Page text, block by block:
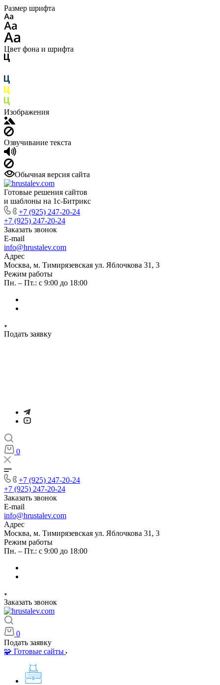
Размер шрифта
Цвет фона и шрифта
Изображения
Озвучивание текста
Обычная версия сайта
Готовые решения сайтов
и шаблоны на 1с-Битрикс
+7 (925) 247-20-24
+7 (925) 247-20-24
Заказать звонок
E-mail
info@hrustalev.com
Адрес
Москва, м. Тимирязевская ул. Яблочкова 31, 3
Режим работы
Пн. – Пт.: с 9:00 до 18:00
Подать заявку
0
+7 (925) 247-20-24
+7 (925) 247-20-24
Заказать звонок
E-mail
info@hrustalev.com
Адрес
Москва, м. Тимирязевская ул. Яблочкова 31, 3
Режим работы
Пн. – Пт.: с 9:00 до 18:00
Заказать звонок
0
Подать заявку
🧩 Готовые сайты